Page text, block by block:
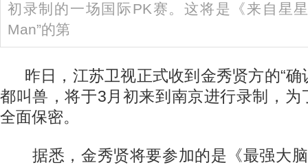
初录制的一场国际PK赛。这将是《来自星
Man”的第
昨日，江苏卫视正式收到金秀贤方的“确
都叫兽，将于3月初来到南京进行录制，为
全面保密。
据悉，金秀贤将要参加的是《最强大脑